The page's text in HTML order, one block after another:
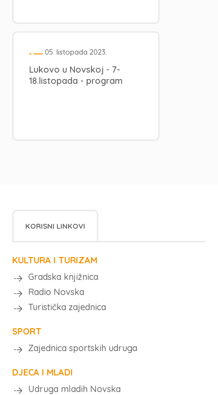
05. listopada 2023.
Lukovo u Novskoj - 7-
18.listopada - program
KORISNI LINKOVI
KULTURA I TURIZAM
Gradska knjižnica
Radio Novska
Turistička zajednica
SPORT
Zajednica sportskih udruga
DJECA I MLADI
Udruga mladih Novska